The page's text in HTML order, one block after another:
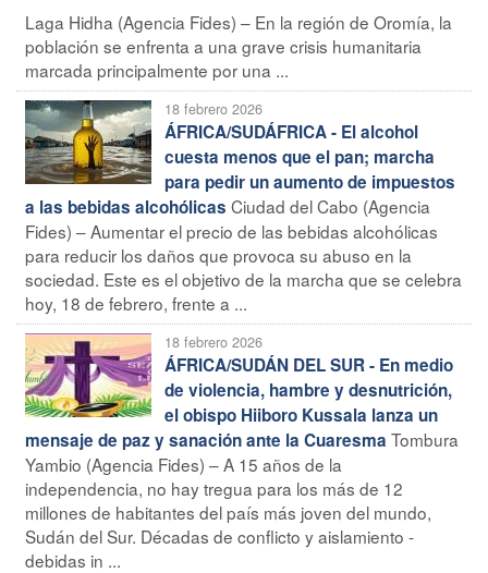
Laga Hidha (Agencia Fides) – En la región de Oromía, la
población se enfrenta a una grave crisis humanitaria
marcada principalmente por una ...
18 febrero 2026
ÁFRICA/SUDÁFRICA - El alcohol
cuesta menos que el pan; marcha
para pedir un aumento de impuestos
a las bebidas alcohólicas Ciudad del Cabo (Agencia
Fides) – Aumentar el precio de las bebidas alcohólicas
para reducir los daños que provoca su abuso en la
sociedad. Este es el objetivo de la marcha que se celebra
hoy, 18 de febrero, frente a ...
18 febrero 2026
ÁFRICA/SUDÁN DEL SUR - En medio
de violencia, hambre y desnutrición,
el obispo Hiiboro Kussala lanza un
mensaje de paz y sanación ante la Cuaresma Tombura
Yambio (Agencia Fides) – A 15 años de la
independencia, no hay tregua para los más de 12
millones de habitantes del país más joven del mundo,
Sudán del Sur. Décadas de conflicto y aislamiento -
debidas in ...